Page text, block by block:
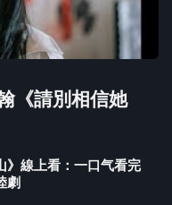
《請別相信她
》線上看：一口气看完
劇